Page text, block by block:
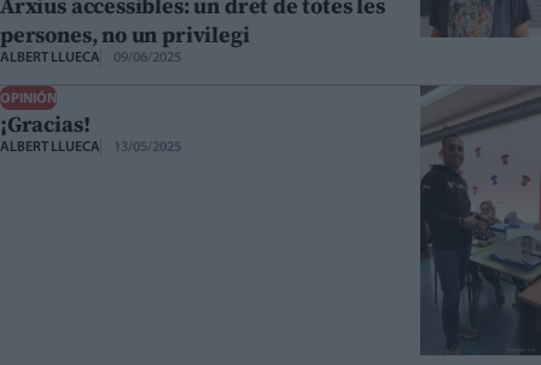
persones, no un privilegi
ALBERT LLUECA 09/06/2025
OPINIÓN
¡Gracias!
ALBERT LLUECA 13/05/2025